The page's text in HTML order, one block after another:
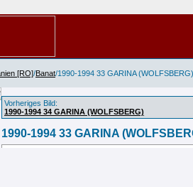
[RO]/Banat/1990-1994 33 GARINA (WOLFSBERG)
Vorheriges Bild:
1990-1994 34 GARINA (WOLFSBERG)
1990-1994 33 GARINA